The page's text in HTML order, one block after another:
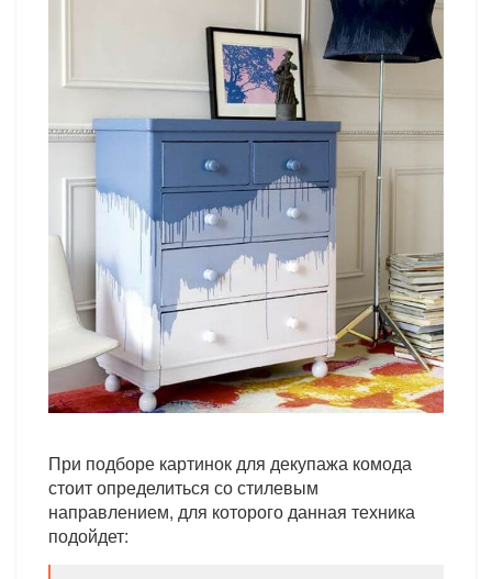
При подборе картинок для декупажа комода
стоит определиться со стилевым
направлением, для которого данная техника
подойдет: